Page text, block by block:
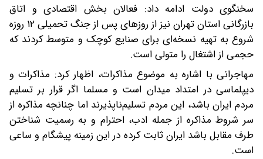
سخنگوی دولت ادامه داد: فعالان بخش اقتصادی و اتاق
بازرگانی استان تهران نیز از روزهای پس از جنگ تحمیلی ۱۲ روزه
شروع به تهیه نسخه‌ای برای صنایع کوچک و متوسط کردند که
حجمی از اشتغال را متولی است.
مهاجرانی با اشاره به موضوع مذاکرات، اظهار کرد: مذاکرات و
دیپلماسی در امتداد میدان است و مسلما اگر قرار بر تسلیم
مردم ایران باشد، این مردم تسلیم‌ناپذیرند اما چنانچه مذاکره از
سر شروط مذاکره از جمله ادب، احترام و به رسمیت شناختن
طرف مقابل باشد ایران ثابت کرده در این زمینه پیشگام و ساعی
است.